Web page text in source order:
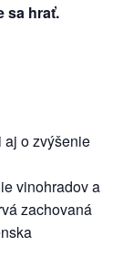
sa hrať.
o zvýšenie
vinohradov a
zachovaná